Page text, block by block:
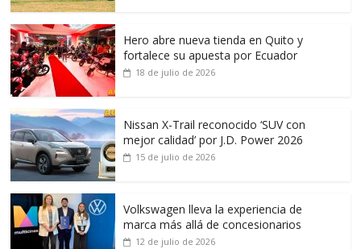
Hero abre nueva tienda en Quito y
fortalece su apuesta por Ecuador
18 de julio de 2026
Nissan X-Trail reconocido ‘SUV con
mejor calidad’ por J.D. Power 2026
15 de julio de 2026
Volkswagen lleva la experiencia de
marca más allá de concesionarios
12 de julio de 2026